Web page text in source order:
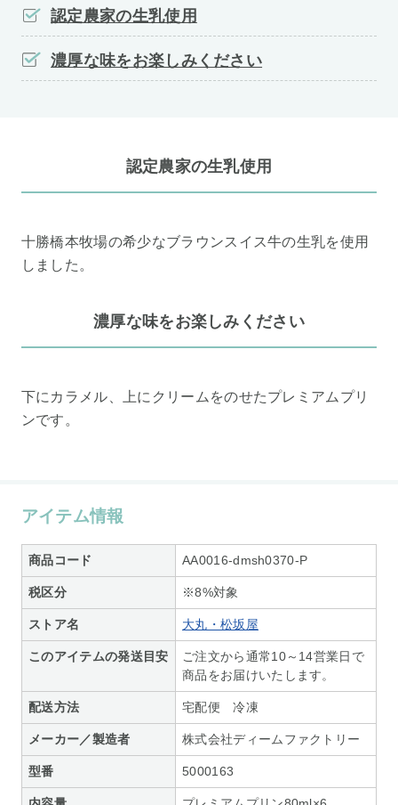
認定農家の生乳使用
濃厚な味をお楽しみください
認定農家の生乳使用
十勝橋本牧場の希少なブラウンスイス牛の生乳を使用
しました。
濃厚な味をお楽しみください
下にカラメル、上にクリームをのせたプレミアムプリ
ンです。
アイテム情報
商品コード AA0016-dmsh0370-P
税区分 ※8%対象
ストア名 大丸・松坂屋
このアイテムの発送目安
ご注文から通常10～14営業日で
商品をお届けいたします。
配送方法 宅配便 冷凍
メーカー／製造者 株式会社ディームファクトリー
型番 5000163